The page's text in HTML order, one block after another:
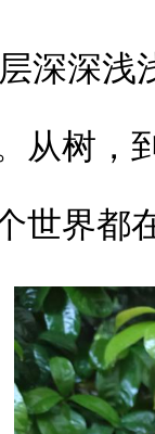
深深浅
从树，
世界都